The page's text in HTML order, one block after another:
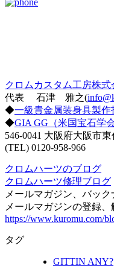
クロムカスタム工房株式
代表 石津 雅之(
◆一級貴金属装身具製作
◆GIA GG（米国宝石学
546-0041 大阪府大阪市
(TEL) 0120-958-966
クロムハーツのブログ
クロムハーツ修理ブログ
メールマガジン、バッ
メールマガジンの登録
https://www.kuromu.com/
タグ
GITTIN ANY?